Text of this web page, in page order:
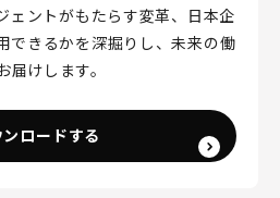
ェントがもたらす変革、日本企
できるかを深掘りし、未来の働
けします。
ロードする